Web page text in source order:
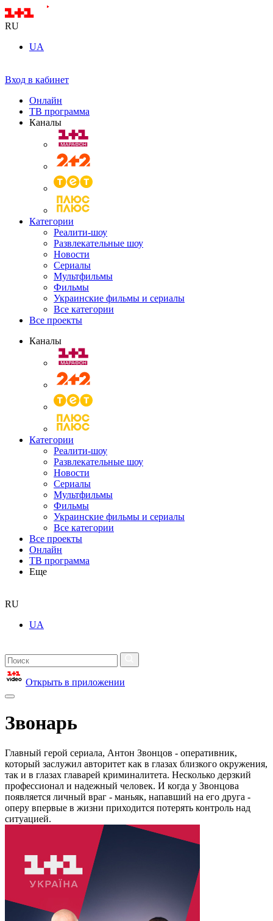
RU
UA
Вход в кабинет
Онлайн
ТВ программа
Каналы
Категории
Реалити-шоу
Развлекательные шоу
Новости
Сериалы
Мультфильмы
Фильмы
Украинские фильмы и сериалы
Все категории
Все проекты
Каналы
Категории
Реалити-шоу
Развлекательные шоу
Новости
Сериалы
Мультфильмы
Фильмы
Украинские фильмы и сериалы
Все категории
Все проекты
Онлайн
ТВ программа
Еще
RU
UA
Открыть в приложении
Звонарь
Главный герой сериала, Антон Звонцов - оперативник,
который заслужил авторитет как в глазах близкого окружения,
так и в глазах главарей криминалитета. Несколько дерзкий
профессионал и надежный человек. И когда у Звонцова
появляется личный враг - маньяк, напавший на его друга -
оперу впервые в жизни приходится потерять контроль над
ситуацией.